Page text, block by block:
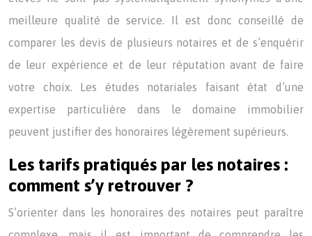
meilleure qualité de service. Il est donc conseillé de
comparer les devis de plusieurs notaires et de s’enquérir
de leur expérience et de leur réputation avant de faire
votre choix. Les études notariales faisant état d’une
expertise particulière dans le domaine immobilier
peuvent justifier des honoraires légèrement supérieurs.
Les tarifs pratiqués par les notaires :
comment s’y retrouver ?
S’orienter dans les honoraires des notaires peut paraître